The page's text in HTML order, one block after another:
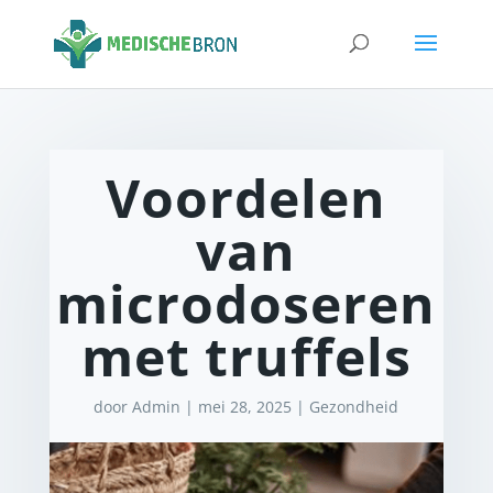
Voordelen
van
microdoseren
met truffels
doorAdmin | mei 28, 2025 | Gezondheid